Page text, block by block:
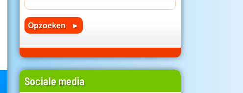
Sociale media